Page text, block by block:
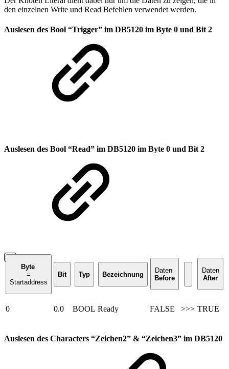
den einzelnen Write und Read Befehlen verwendet werden.
Auslesen des Bool “Trigger” im DB5120 im Byte 0 und Bit 2
Auslesen des Bool “Read” im DB5120 im Byte 0 und Bit 2
Byte
=
Startaddress
Bit Typ Bezeichnung
Daten
Before
Daten
After
0 0.0 BOOL Ready FALSE >>> TRUE
Auslesen des Characters “Zeichen2” & “Zeichen3” im DB5120